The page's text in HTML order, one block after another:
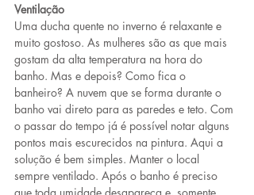
Ventilação
Uma ducha quente no inverno é relaxante e
muito gostoso. As mulheres são as que mais
gostam da alta temperatura na hora do
banho. Mas e depois? Como fica o
banheiro? A nuvem que se forma durante o
banho vai direto para as paredes e teto. Com
o passar do tempo já é possível notar alguns
pontos mais escurecidos na pintura. Aqui a
solução é bem simples. Manter o local
sempre ventilado. Após o banho é preciso